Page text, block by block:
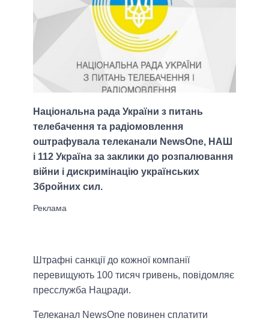
Національна рада України з питань
телебачення та радіомовлення
оштрафувала телеканали NewsOne, НАШ
і 112 Україна за заклики до розпалювання
війни і дискримінацію українських
Збройних сил.
Штрафні санкції до кожної компанії
перевищують 100 тисяч гривень, повідомляє
пресслужба Нацради.
Телеканал NewsOne повинен сплатити